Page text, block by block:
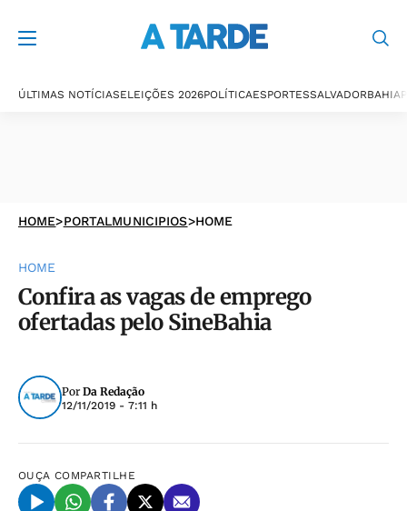
ÚLTIMAS NOTÍCIASELEIÇÕES 2026POLÍTICAESPORTESSALVADORBAHIA
HOME>PORTALMUNICIPIOS>HOME
HOME
Confira as vagas de emprego
ofertadas pelo SineBahia
Por Da Redação
12/11/2019 - 7:11 h
OUÇA COMPARTILHE